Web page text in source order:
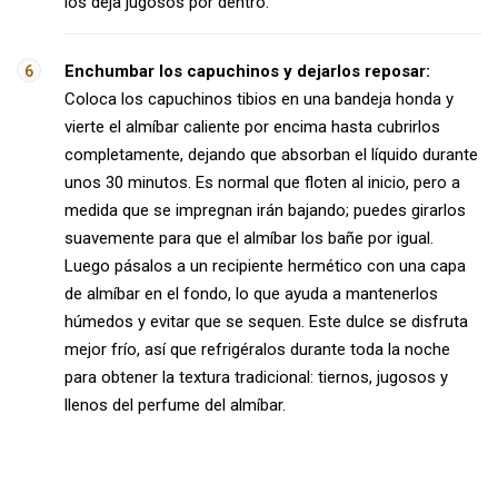
Enchumbar los capuchinos y dejarlos reposar:
Coloca los capuchinos tibios en una bandeja honda y
vierte el almíbar caliente por encima hasta cubrirlos
completamente, dejando que absorban el líquido durante
unos 30 minutos. Es normal que floten al inicio, pero a
medida que se impregnan irán bajando; puedes girarlos
suavemente para que el almíbar los bañe por igual.
Luego pásalos a un recipiente hermético con una capa
de almíbar en el fondo, lo que ayuda a mantenerlos
húmedos y evitar que se sequen. Este dulce se disfruta
mejor frío, así que refrigéralos durante toda la noche
para obtener la textura tradicional: tiernos, jugosos y
llenos del perfume del almíbar.